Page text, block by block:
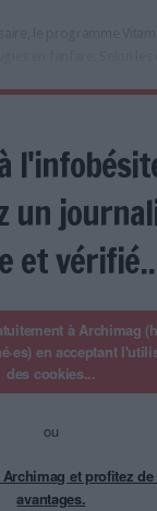
un
et
à Archimag
en acceptant
des cookies...
ou
et profitez
avantages.